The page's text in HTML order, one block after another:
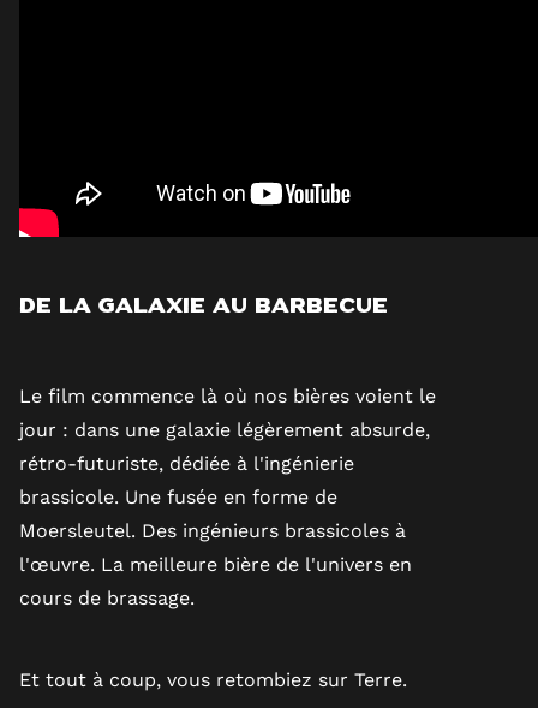
De la galaxie au barbecue
Le film commence là où nos bières voient le
jour : dans une galaxie légèrement absurde,
rétro-futuriste, dédiée à l'ingénierie
brassicole. Une fusée en forme de
Moersleutel. Des ingénieurs brassicoles à
l'œuvre. La meilleure bière de l'univers en
cours de brassage.
Et tout à coup, vous retombiez sur Terre.